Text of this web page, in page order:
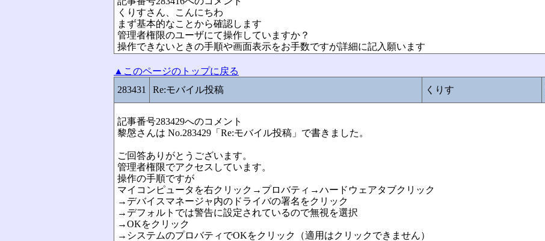
くりすさん、こんにちわ
まず基本的なことから確認します
管理者権限のユーザにて操作していますか？
操作できないときの手順や画面表示をお手数ですが詳細に記入願います
▲このページのトップに戻る
283431
Re:モバイル投稿 くりす
記事番号283429へのコメント
黎慇さんは No.283429「Re:モバイル投稿」で書きました。
ご回答ありがとうございます。
管理者権限でアクセスしています。
操作の手順ですが
マイコンピュータを右クリック→プロバティ→ハードウェアタブクリック
→デバイスマネージャ内のドライバの署名をクリック
→デフォルトでは警告に設定されているので無視を選択
→OKをクリック
→システムのプロバティでOKをクリック（適用はクリックできません）